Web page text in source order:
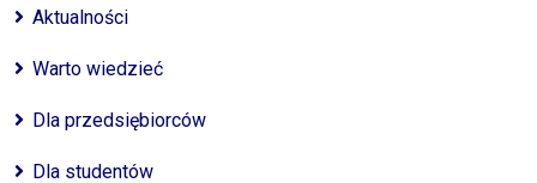
Aktualności
Warto wiedzieć
Dla przedsiębiorców
Dla studentów